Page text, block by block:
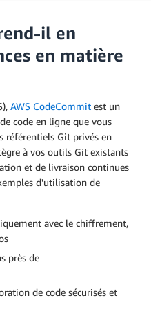
il en
en matière
AWS CodeCommit est un
code en ligne que vous
référentiels Git privés en
à vos outils Git existants
et de livraison continues
d'utilisation de
avec le chiffrement,
près de
de code sécurisés et